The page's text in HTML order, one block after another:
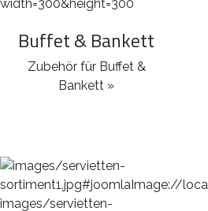
Buffet & Bankett
Zubehör für Buffet &
Bankett »